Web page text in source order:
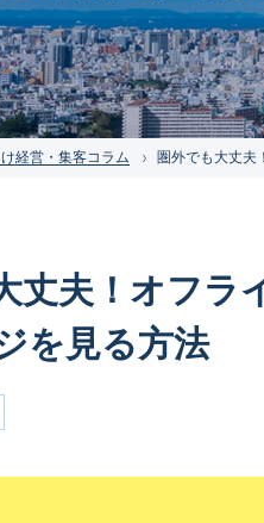
経営・集客コラム 圏外でも大丈夫
丈夫！オフラ
を見る方法